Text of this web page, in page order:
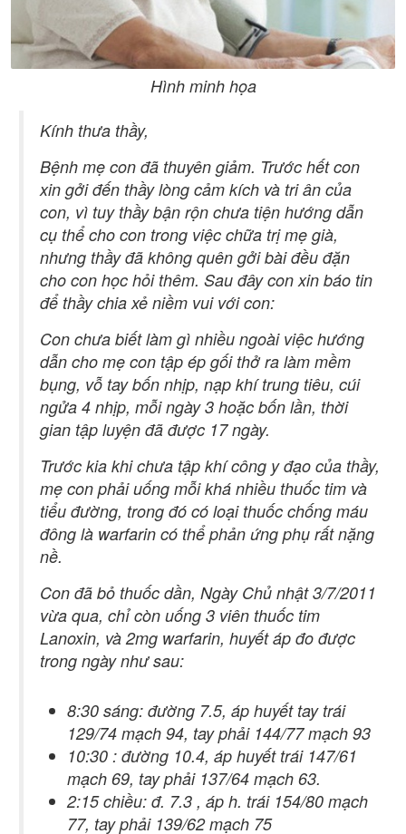
Hình minh họa
Kính thưa thầy,
Bệnh mẹ con đã thuyên giảm. Trước hết con
xin gởi đến thầy lòng cảm kích và tri ân của
con, vì tuy thầy bận rộn chưa tiện hướng dẫn
cụ thể cho con trong việc chữa trị mẹ già,
nhưng thầy đã không quên gởi bài đều đặn
cho con học hỏi thêm. Sau đây con xin báo tin
để thầy chia xẻ niềm vui với con:
Con chưa biết làm gì nhiều ngoài việc hướng
dẫn cho mẹ con tập ép gối thở ra làm mềm
bụng, vỗ tay bốn nhịp, nạp khí trung tiêu, cúi
ngửa 4 nhịp, mỗi ngày 3 hoặc bốn lần, thời
gian tập luyện đã được 17 ngày.
Trước kia khi chưa tập khí công y đạo của thầy,
mẹ con phải uống mỗi khá nhiều thuốc tim và
tiểu đường, trong đó có loại thuốc chống máu
đông là warfarin có thể phản ứng phụ rất nặng
nề.
Con đã bỏ thuốc dần, Ngày Chủ nhật 3/7/2011
vừa qua, chỉ còn uống 3 viên thuốc tim
Lanoxin, và 2mg warfarin, huyết áp đo được
trong ngày như sau:
8:30 sáng: đường 7.5, áp huyết tay trái
129/74 mạch 94, tay phải 144/77 mạch 93
10:30 : đường 10.4, áp huyết trái 147/61
mạch 69, tay phải 137/64 mạch 63.
2:15 chiều: đ. 7.3 , áp h. trái 154/80 mạch
77, tay phải 139/62 mạch 75